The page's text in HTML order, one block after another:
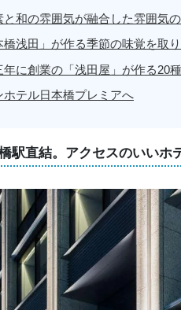
と和の雰囲気が融合した雰囲気
橋浅田」が作る季節の味覚を取
に創業の「浅田屋」が作る20
ホテル日本橋プレミアへ
駅直結。アクセスのいいホ